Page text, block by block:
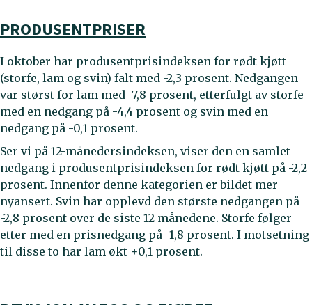
PRODUSENTPRISER
I oktober har produsentprisindeksen for rødt kjøtt
(storfe, lam og svin) falt med -2,3 prosent. Nedgangen
var størst for lam med -7,8 prosent, etterfulgt av storfe
med en nedgang på -4,4 prosent og svin med en
nedgang på -0,1 prosent.
Ser vi på 12-månedersindeksen, viser den en samlet
nedgang i produsentprisindeksen for rødt kjøtt på -2,2
prosent. Innenfor denne kategorien er bildet mer
nyansert. Svin har opplevd den største nedgangen på
-2,8 prosent over de siste 12 månedene. Storfe følger
etter med en prisnedgang på -1,8 prosent. I motsetning
til disse to har lam økt +0,1 prosent.